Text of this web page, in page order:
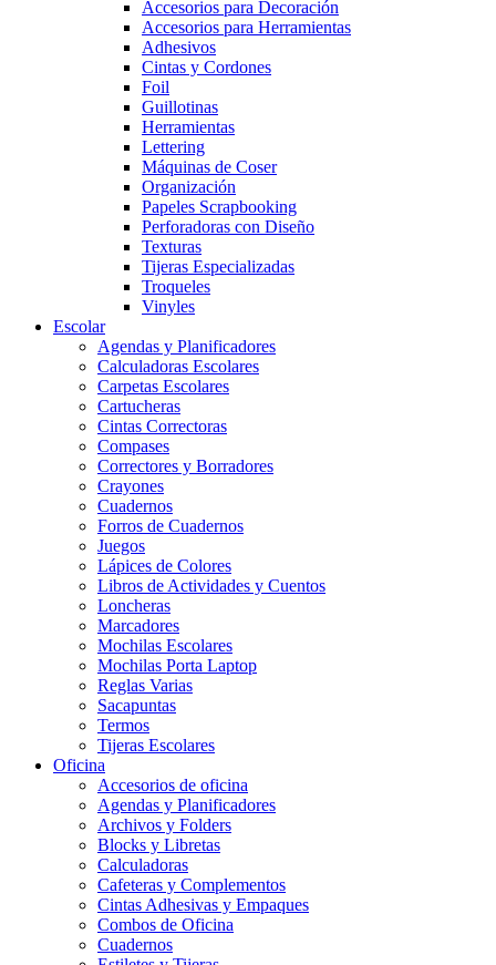
Accesorios para Decoración
Accesorios para Herramientas
Adhesivos
Cintas y Cordones
Foil
Guillotinas
Herramientas
Lettering
Máquinas de Coser
Organización
Papeles Scrapbooking
Perforadoras con Diseño
Texturas
Tijeras Especializadas
Troqueles
Vinyles
Escolar
Agendas y Planificadores
Calculadoras Escolares
Carpetas Escolares
Cartucheras
Cintas Correctoras
Compases
Correctores y Borradores
Crayones
Cuadernos
Forros de Cuadernos
Juegos
Lápices de Colores
Libros de Actividades y Cuentos
Loncheras
Marcadores
Mochilas Escolares
Mochilas Porta Laptop
Reglas Varias
Sacapuntas
Termos
Tijeras Escolares
Oficina
Accesorios de oficina
Agendas y Planificadores
Archivos y Folders
Blocks y Libretas
Calculadoras
Cafeteras y Complementos
Cintas Adhesivas y Empaques
Combos de Oficina
Cuadernos